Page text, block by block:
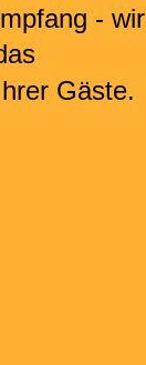
- wir
Gäste.